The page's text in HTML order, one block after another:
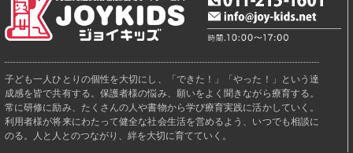
子ども一人ひとりの個性を大切にし、「できた！」「やった！」という達
成感を皆で共有する。保護者様の悩み、願いをよく聞きながら療育する。
常に研修に励み、たくさんの人や書物から学び療育実践に活かしていく。
利用者様が将来にわたって健全な社会生活を営めるよう、いつでも相談に
のる。人と人とのつながり、絆を大切に育てていく。